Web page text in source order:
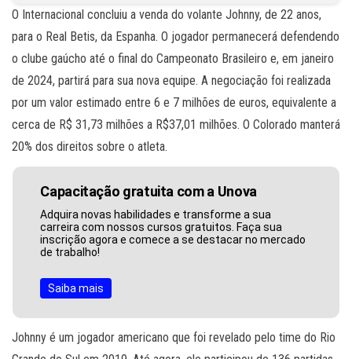
O Internacional concluiu a venda do volante Johnny, de 22 anos,
para o Real Betis, da Espanha. O jogador permanecerá defendendo
o clube gaúcho até o final do Campeonato Brasileiro e, em janeiro
de 2024, partirá para sua nova equipe. A negociação foi realizada
por um valor estimado entre 6 e 7 milhões de euros, equivalente a
cerca de R$ 31,73 milhões a R$37,01 milhões. O Colorado manterá
20% dos direitos sobre o atleta.
Capacitação gratuita com a Unova
Adquira novas habilidades e transforme a sua
carreira com nossos cursos gratuitos. Faça sua
inscrição agora e comece a se destacar no mercado
de trabalho!
Saiba mais
Johnny é um jogador americano que foi revelado pelo time do Rio